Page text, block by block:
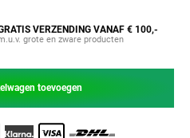
Gold
Camo Black/Gold
VERZENDING VANAF € 100,-
grote en zware producten
toevoegen